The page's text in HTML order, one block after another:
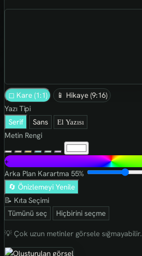
◻ Kare (1:1)
📱 Hikaye (9:16)
Yazı Tipi
Serif
Sans El Yazısı
Metin Rengi
+
Arka Plan Karartma 55%
🔄 Önizlemeyi Yenile
📝 Kıta Seçimi
Tümünü seç
Hiçbirini seçme
💡 Çok uzun metinler görsele sığmayabilir.